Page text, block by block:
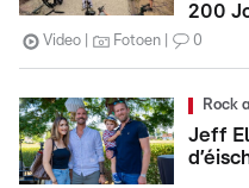
200
Video Fotoen 0
Rock
Jeff